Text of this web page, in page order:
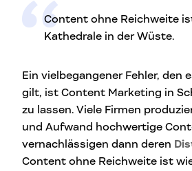
Content ohne Reichweite
Kathedrale in der Wüste.
Ein vielbegangener Fehler, den
gilt, ist Content Marketing in
zu lassen. Viele Firmen
und Aufwand hochwertige
vernachlässigen dann deren
Content ohne Reichweite ist